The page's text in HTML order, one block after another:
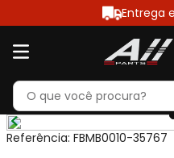
Entrega
Referência: FBMB0010-35767